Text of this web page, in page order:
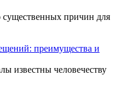
причин для
преимущества и
известны человечеству